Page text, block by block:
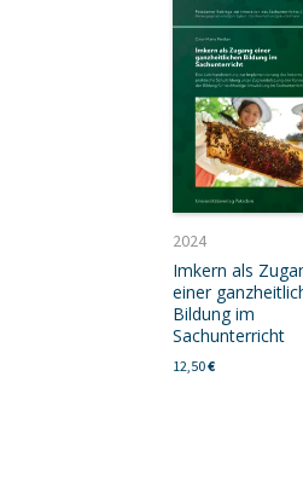
2024
Imkern als
einer
Bildung im
Sachunterricht
12,50€